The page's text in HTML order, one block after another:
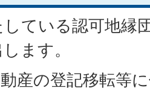
ている認可地縁
ます。
産の登記移転等